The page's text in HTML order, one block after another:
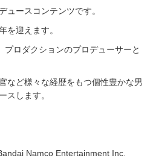
ュースコンテンツです。
を迎えます。
プロダクションのプロデューサーと
など様々な経歴をもつ個性豊かな男
スします。
Namco Entertainment Inc.